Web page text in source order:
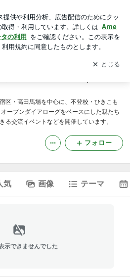
ブログの更新通知
を受け取りまし
開く
区・高田馬場を中心に、不登校・ひきこも
ープンダイアローグをベースにした親たち
る交流イベントなどを開催しています。
フォロー
気 画像 テーマ
示できませんでした